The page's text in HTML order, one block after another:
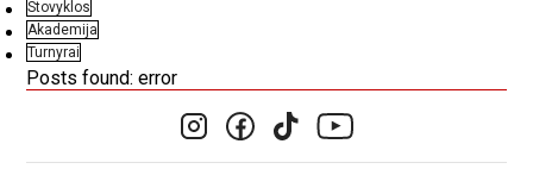
Stovyklos
Akademija
Turnyrai
Posts found: error